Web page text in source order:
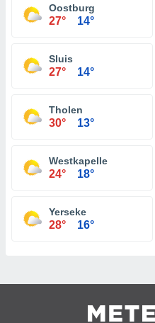
Oostburg
27° 14°
Sluis
27° 14°
Tholen
30° 13°
Westkapelle
24° 18°
Yerseke
28° 16°